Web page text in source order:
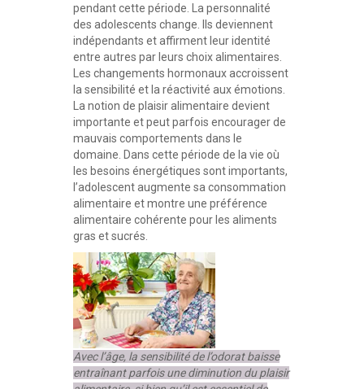
pendant cette période. La personnalité
des adolescents change. Ils deviennent
indépendants et affirment leur identité
entre autres par leurs choix alimentaires.
Les changements hormonaux accroissent
la sensibilité et la réactivité aux émotions.
La notion de plaisir alimentaire devient
importante et peut parfois encourager de
mauvais comportements dans le
domaine. Dans cette période de la vie où
les besoins énergétiques sont importants,
l’adolescent augmente sa consommation
alimentaire et montre une préférence
alimentaire cohérente pour les aliments
gras et sucrés.
Avec l’âge, la sensibilité de l’odorat baisse
entraînant parfois une diminution du plaisir